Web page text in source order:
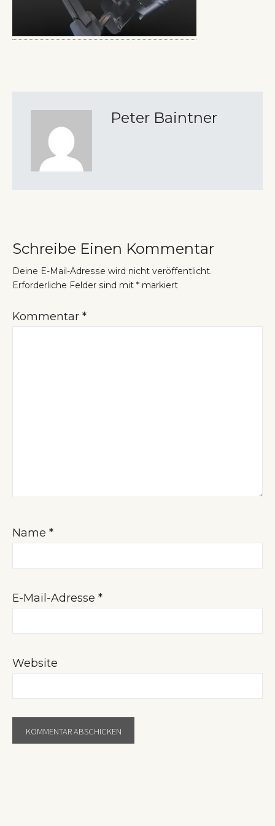
Peter Baintner
Schreibe Einen Kommentar
Deine E-Mail-Adresse wird nicht veröffentlicht.
Erforderliche Felder sind mit * markiert
Kommentar *
Name *
E-Mail-Adresse *
Website